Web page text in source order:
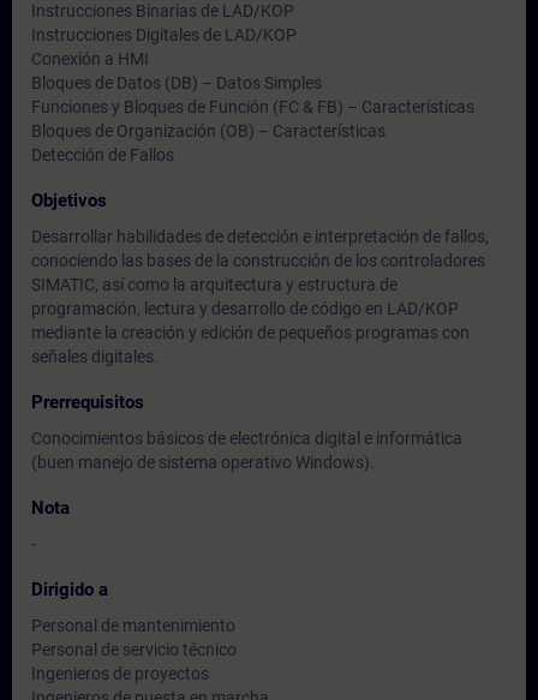
Instrucciones Binarias de LAD/KOP
Instrucciones Digitales de LAD/KOP
Conexión a HMI
Bloques de Datos (DB) – Datos Simples
Funciones y Bloques de Función (FC & FB) – Características
Bloques de Organización (OB) – Características
Detección de Fallos
Objetivos
Desarrollar habilidades de detección e interpretación de fallos,
conociendo las bases de la construcción de los controladores
SIMATIC, así como la arquitectura y estructura de
programación, lectura y desarrollo de código en LAD/KOP
mediante la creación y edición de pequeños programas con
señales digitales.
Prerrequisitos
Conocimientos básicos de electrónica digital e informática
(buen manejo de sistema operativo Windows).
Nota
-
Dirigido a
Personal de mantenimiento
Personal de servicio técnico
Ingenieros de proyectos